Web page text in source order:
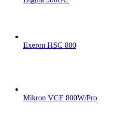
Exeron HSC 800
Mikron VCE 800W/Pro